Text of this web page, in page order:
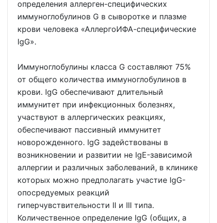
определения аллерген-специфических
иммуноглобулинов G в сыворотке и плазме
крови человека «АллергоИФА-специфические
IgG».
Иммуноглобулины класса G составляют 75%
от общего количества иммуноглобулинов в
крови. IgG обеспечивают длительный
иммунитет при инфекционных болезнях,
участвуют в аллергических реакциях,
обеспечивают пассивный иммунитет
новорожденного. IgG задействованы в
возникновении и развитии не IgE-зависимой
аллергии и различных заболеваний, в клинике
которых можно предполагать участие IgG-
опосредуемых реакций
гиперчувствительности II и III типа.
Количественное определение IgG (общих, а